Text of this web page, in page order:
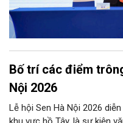
Bố trí các điểm
Nội 2026
Lễ hội Sen Hà Nội 2026